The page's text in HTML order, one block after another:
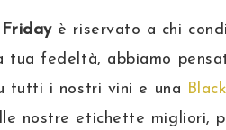
è riservato a chi
tua fedeltà, abbiamo
tutti i nostri vini e una
nostre etichette migliori,